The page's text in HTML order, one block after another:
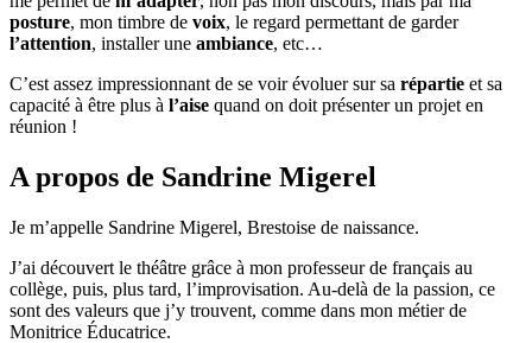
posture, mon timbre de voix, le regard permettant de garder
l’attention, installer une ambiance, etc…
C’est assez impressionnant de se voir évoluer sur sa répartie et sa
capacité à être plus à l’aise quand on doit présenter un projet en
réunion !
A propos de Sandrine Migerel
Je m’appelle Sandrine Migerel, Brestoise de naissance.
J’ai découvert le théâtre grâce à mon professeur de français au
collège, puis, plus tard, l’improvisation. Au-delà de la passion, ce
sont des valeurs que j’y trouvent, comme dans mon métier de
Monitrice Éducatrice.